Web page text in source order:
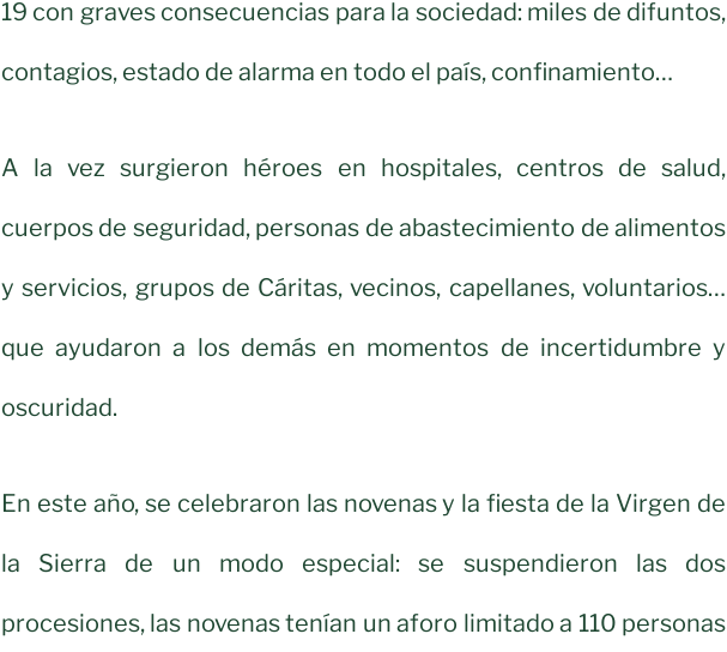
19 con graves consecuencias para la sociedad: miles de difuntos,
contagios, estado de alarma en todo el país, confinamiento…
A la vez surgieron héroes en hospitales, centros de salud,
cuerpos de seguridad, personas de abastecimiento de alimentos
y servicios, grupos de Cáritas, vecinos, capellanes, voluntarios…
que ayudaron a los demás en momentos de incertidumbre y
oscuridad.
En este año, se celebraron las novenas y la fiesta de la Virgen de
la Sierra de un modo especial: se suspendieron las dos
procesiones, las novenas tenían un aforo limitado a 110 personas